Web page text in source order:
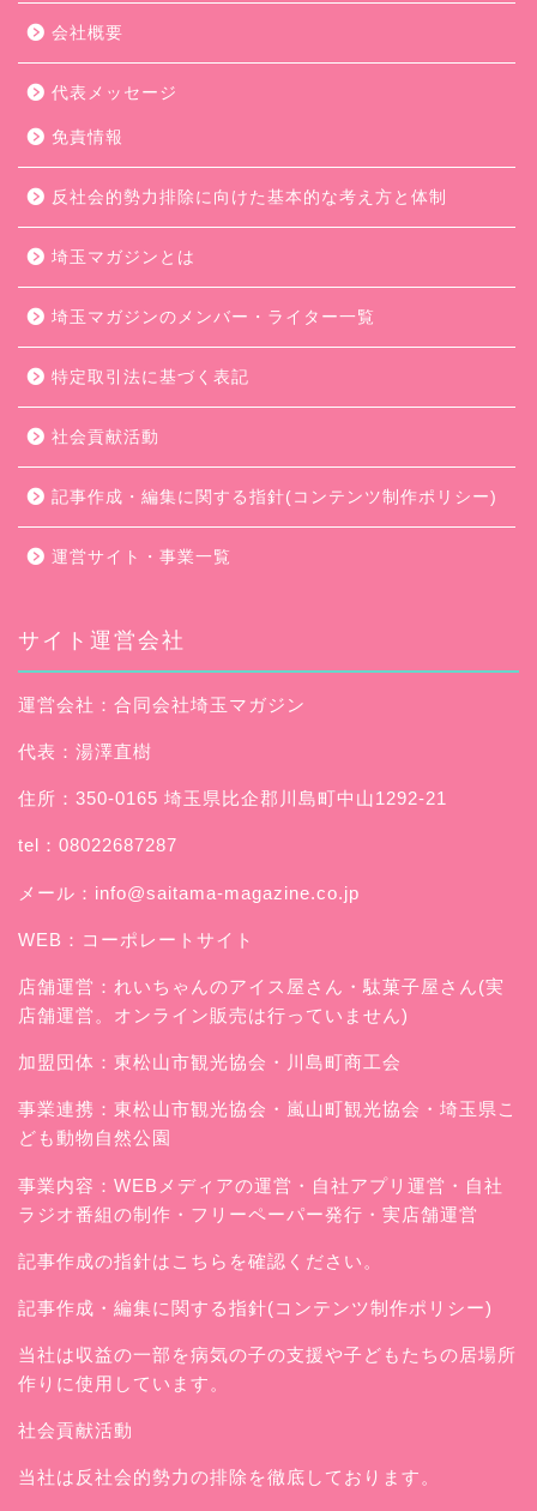
会社概要
代表メッセージ
免責情報
反社会的勢力排除に向けた基本的な考え方と体制
埼玉マガジンとは
埼玉マガジンのメンバー・ライター一覧
特定取引法に基づく表記
社会貢献活動
記事作成・編集に関する指針(コンテンツ制作ポリシー)
運営サイト・事業一覧
サイト運営会社
運営会社：合同会社埼玉マガジン
代表：湯澤直樹
住所：350-0165 埼玉県比企郡川島町中山1292-21
tel：08022687287
メール： info@saitama-magazine.co.jp
WEB： コーポレートサイト
店舗運営： れいちゃんのアイス屋さん ・駄菓子屋さん(実
店舗運営。オンライン販売は行っていません)
加盟団体：東松山市観光協会・川島町商工会
事業連携：東松山市観光協会・嵐山町観光協会・埼玉県こ
ども動物自然公園
事業内容：WEBメディアの運営・自社アプリ運営・自社
ラジオ番組の制作・フリーペーパー発行・実店舗運営
記事作成の指針はこちらを確認ください。
記事作成・編集に関する指針(コンテンツ制作ポリシー)
当社は収益の一部を病気の子の支援や子どもたちの居場所
作りに使用しています。
社会貢献活動
当社は反社会的勢力の排除を徹底しております。